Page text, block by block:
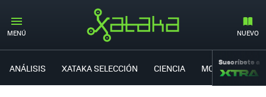
MENÚ NUEVO
ANÁLISIS XATAKA SELECCIÓN CIENCIA MOVILIDAD
Suscríbete a